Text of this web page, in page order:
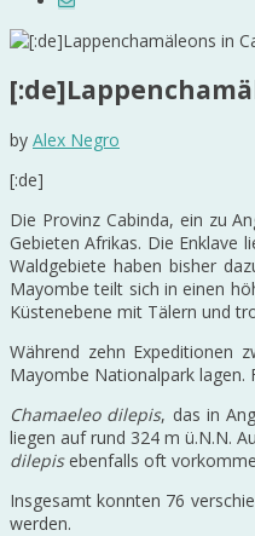
by Alex Negro
[:de]
Die Provinz Cabinda, ein zu
Gebieten Afrikas. Die Enklave
Waldgebiete haben bisher
Mayombe teilt sich in einen
Küstenebene mit Tälern und
Während zehn Expeditionen
Mayombe Nationalpark
Chamaeleo dilepis, das in
liegen auf rund 324 m ü.N.N.
dilepisebenfalls oft
Insgesamt konnten 76
werden.